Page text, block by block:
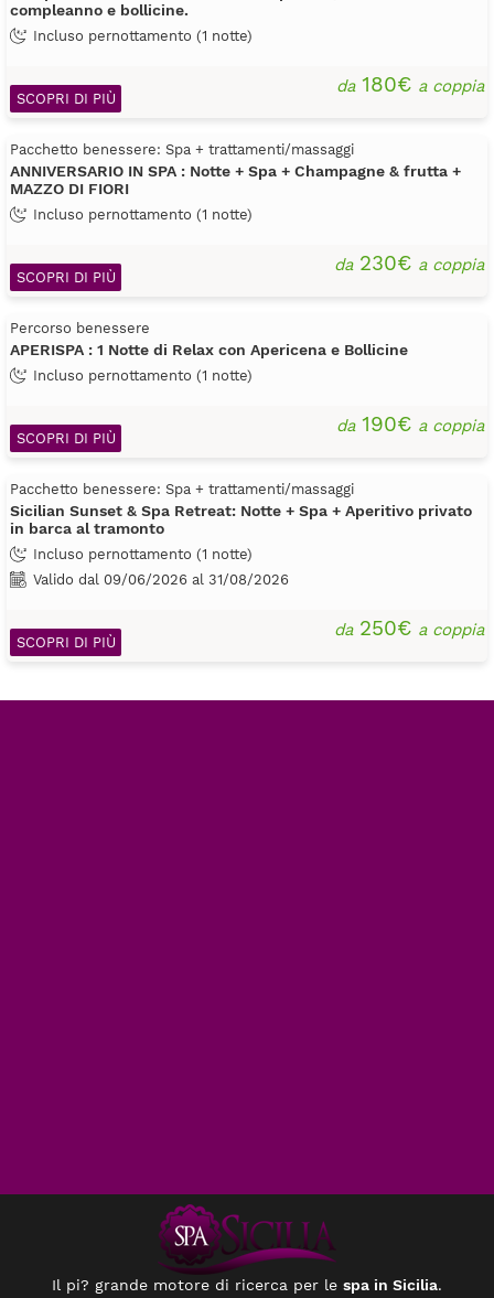
compleanno e bollicine.
Incluso pernottamento (1 notte)
da180€ a coppia
SCOPRI DI PIÙ
Pacchetto benessere: Spa + trattamenti/massaggi
ANNIVERSARIO IN SPA : Notte + Spa + Champagne & frutta +
MAZZO DI FIORI
Incluso pernottamento (1 notte)
da230€ a coppia
SCOPRI DI PIÙ
Percorso benessere
APERISPA : 1 Notte di Relax con Apericena e Bollicine
Incluso pernottamento (1 notte)
da190€ a coppia
SCOPRI DI PIÙ
Pacchetto benessere: Spa + trattamenti/massaggi
Sicilian Sunset & Spa Retreat: Notte + Spa + Aperitivo privato
in barca al tramonto
Incluso pernottamento (1 notte)
Valido dal 09/06/2026 al 31/08/2026
da250€ a coppia
SCOPRI DI PIÙ
Il pi? grande motore di ricerca per le spa in Sicilia.